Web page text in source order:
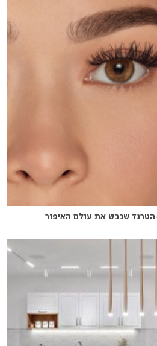
הטרנד שכבש את עולם האיפור